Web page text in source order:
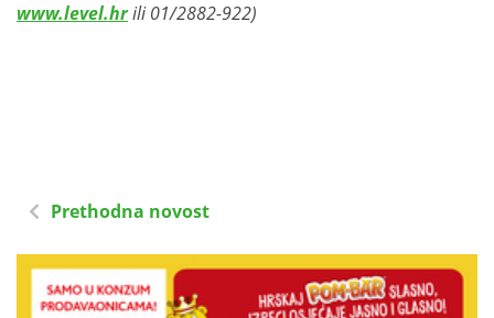
www.level.hrili 01/2882-922)
Prethodna novost